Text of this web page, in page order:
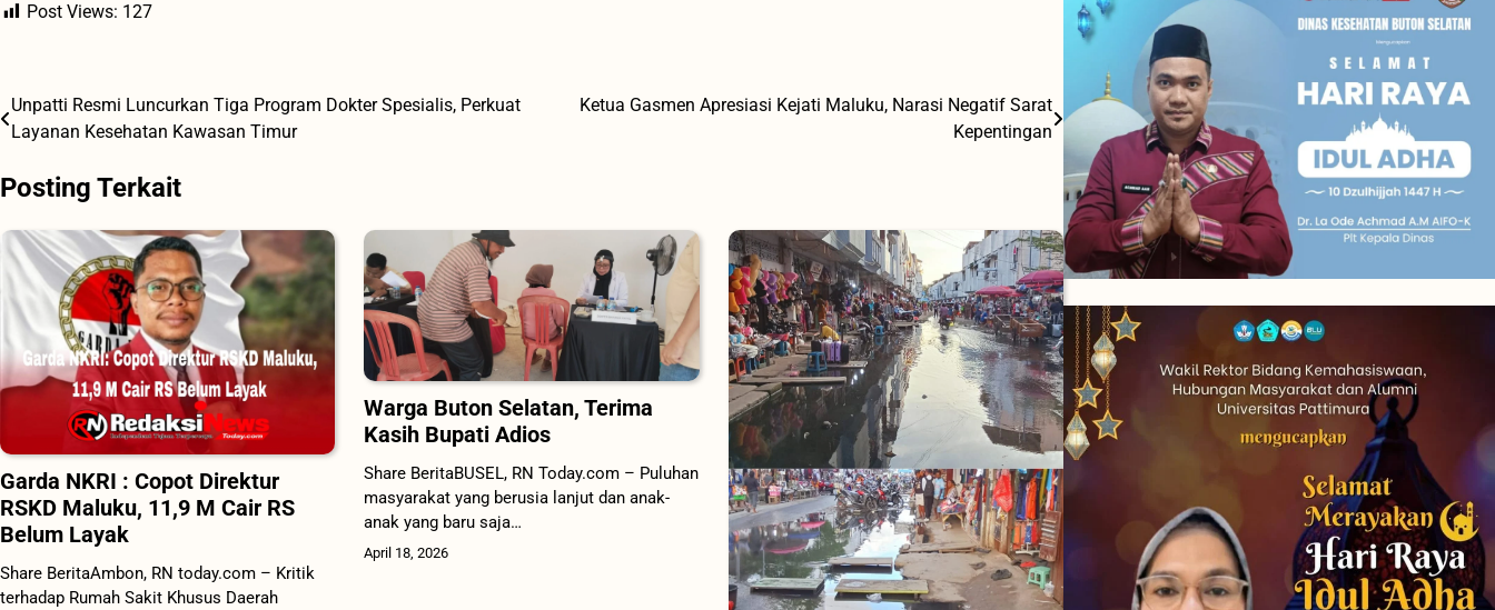
Post Views: 127
Navigasi
pos
Unpatti Resmi Luncurkan Tiga Program Dokter Spesialis, Perkuat
Layanan Kesehatan Kawasan Timur
Ketua Gasmen Apresiasi Kejati Maluku, Narasi Negatif Sarat
Kepentingan
Posting Terkait
Garda NKRI : Copot Direktur
RSKD Maluku, 11,9 M Cair RS
Belum Layak
Share BeritaAmbon, RN today.com – Kritik
terhadap Rumah Sakit Khusus Daerah
Warga Buton Selatan, Terima
Kasih Bupati Adios
Share BeritaBUSEL, RN Today.com – Puluhan
masyarakat yang berusia lanjut dan anak-
anak yang baru saja…
April 18, 2026